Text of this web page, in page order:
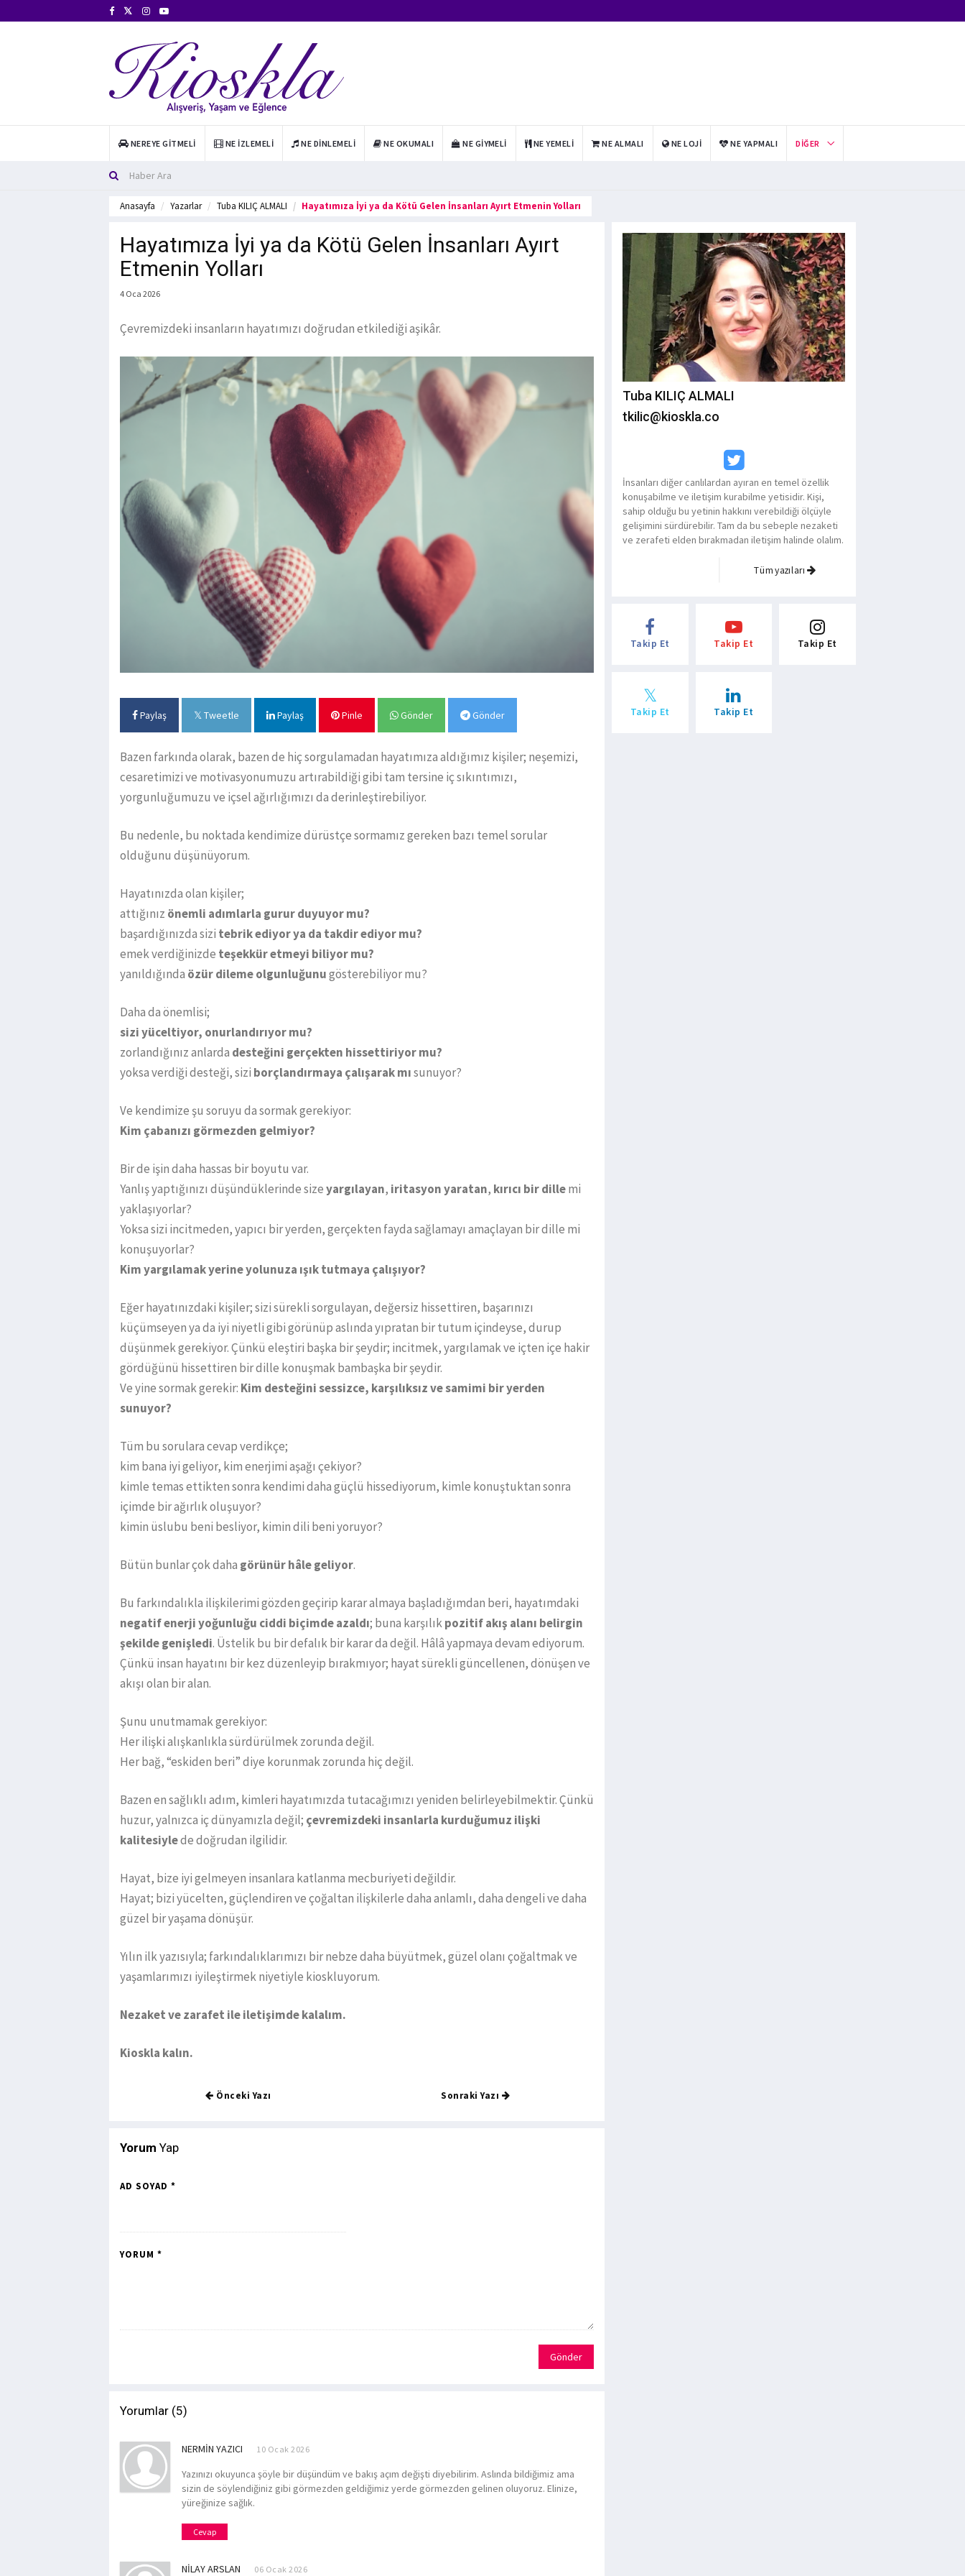
NEREYE GITMELI NE İZLEMELI NE DINLEMELI NE OKUMALI NE GIYMELI NE YEMELI NE ALMALI NE LOJI NE YAPMALI DIĞER
Anasayfa Yazarlar Tuba KILIÇ ALMALI Hayatımıza İyi ya da Kötü Gelen İnsanları Ayırt Etmenin Yolları
Hayatımıza İyi ya da Kötü Gelen İnsanları Ayırt
Etmenin Yolları
4 Oca 2026
Çevremizdeki insanların hayatımızı doğrudan etkilediği aşikâr.
Paylaş Tweetle Paylaş Pinle Gönder Gönder
Bazen farkında olarak, bazen de hiç sorgulamadan hayatımıza aldığımız kişiler; neşemizi,
cesaretimizi ve motivasyonumuzu artırabildiği gibi tam tersine iç sıkıntımızı,
yorgunluğumuzu ve içsel ağırlığımızı da derinleştirebiliyor.
Bu nedenle, bu noktada kendimize dürüstçe sormamız gereken bazı temel sorular
olduğunu düşünüyorum.
Hayatınızda olan kişiler;
attığınız önemli adımlarla gurur duyuyor mu?
başardığınızda sizi tebrik ediyor ya da takdir ediyor mu?
emek verdiğinizde teşekkür etmeyi biliyor mu?
yanıldığında özür dileme olgunluğunugösterebiliyor mu?
Daha da önemlisi;
sizi yüceltiyor, onurlandırıyor mu?
zorlandığınız anlarda desteğini gerçekten hissettiriyor mu?
yoksa verdiği desteği, sizi borçlandırmaya çalışarak mısunuyor?
Ve kendimize şu soruyu da sormak gerekiyor:
Kim çabanızı görmezden gelmiyor?
Bir de işin daha hassas bir boyutu var.
Yanlış yaptığınızı düşündüklerinde sizeyargılayan, iritasyon yaratan, kırıcı bir dillemi
yaklaşıyorlar?
Yoksa sizi incitmeden, yapıcı bir yerden, gerçekten fayda sağlamayı amaçlayan bir dille mi
konuşuyorlar?
Kim yargılamak yerine yolunuza ışık tutmaya çalışıyor?
Eğer hayatınızdaki kişiler; sizi sürekli sorgulayan, değersiz hissettiren, başarınızı
küçümseyen ya da iyi niyetli gibi görünüp aslında yıpratan bir tutum içindeyse, durup
düşünmek gerekiyor. Çünkü eleştiri başka bir şeydir; incitmek, yargılamak ve içten içe hakir
gördüğünü hissettiren bir dille konuşmak bambaşka bir şeydir.
Ve yine sormak gerekir: Kim desteğini sessizce, karşılıksız ve samimi bir yerden
sunuyor?
Tüm bu sorulara cevap verdikçe;
kim bana iyi geliyor, kim enerjimi aşağı çekiyor?
kimle temas ettikten sonra kendimi daha güçlü hissediyorum, kimle konuştuktan sonra
içimde bir ağırlık oluşuyor?
kimin üslubu beni besliyor, kimin dili beni yoruyor?
Bütün bunlar çok daha görünür hâle geliyor.
Bu farkındalıkla ilişkilerimi gözden geçirip karar almaya başladığımdan beri, hayatımdaki
negatif enerji yoğunluğu ciddi biçimde azaldı; buna karşılıkpozitif akış alanı belirgin
şekilde genişledi. Üstelik bu bir defalık bir karar da değil. Hâlâ yapmaya devam ediyorum.
Çünkü insan hayatını bir kez düzenleyip bırakmıyor; hayat sürekli güncellenen, dönüşen ve
akışı olan bir alan.
Şunu unutmamak gerekiyor:
Her ilişki alışkanlıkla sürdürülmek zorunda değil.
Her bağ, “eskiden beri” diye korunmak zorunda hiç değil.
Bazen en sağlıklı adım, kimleri hayatımızda tutacağımızı yeniden belirleyebilmektir. Çünkü
huzur, yalnızca iç dünyamızla değil; çevremizdeki insanlarla kurduğumuz ilişki
kalitesiylede doğrudan ilgilidir.
Hayat, bize iyi gelmeyen insanlara katlanma mecburiyeti değildir.
Hayat; bizi yücelten, güçlendiren ve çoğaltan ilişkilerle daha anlamlı, daha dengeli ve daha
güzel bir yaşama dönüşür.
Yılın ilk yazısıyla; farkındalıklarımızı bir nebze daha büyütmek, güzel olanı çoğaltmak ve
yaşamlarımızı iyileştirmek niyetiyle kioskluyorum.
Nezaket ve zarafet ile iletişimde kalalım.
Kioskla kalın.
Önceki Yazı Sonraki Yazı
Yorum Yap
AD SOYAD *
YORUM *
Gönder
Yorumlar (5)
NERMIN YAZICI 10 Ocak 2026
Yazınızı okuyunca şöyle bir düşündüm ve bakış açım değişti diyebilirim. Aslında bildiğimiz ama
sizin de söylendiğiniz gibi görmezden geldiğimiz yerde görmezden gelinen oluyoruz. Elinize,
yüreğinize sağlık.
Cevap
NILAY ARSLAN 06 Ocak 2026
Tuba KILIÇ ALMALI
tkilic@kioskla.co
İnsanları diğer canlılardan ayıran en temel özellik
konuşabilme ve iletişim kurabilme yetisidir. Kişi,
sahip olduğu bu yetinin hakkını verebildiği ölçüyle
gelişimini sürdürebilir. Tam da bu sebeple nezaketi
ve zerafeti elden bırakmadan iletişim halinde olalım.
Tüm yazıları
Takip Et Takip Et Takip Et
Takip Et Takip Et